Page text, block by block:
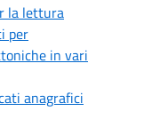
la lettura
per
in vari
anagrafici